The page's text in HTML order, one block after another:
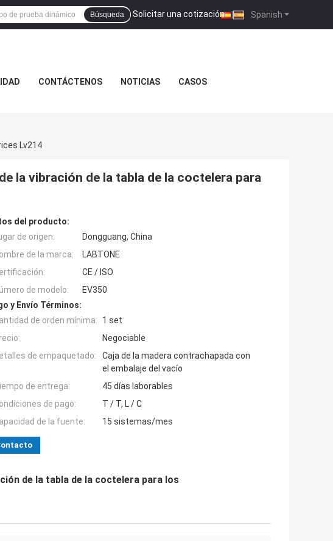
Spanish
Solicitar una cotización |
Búsqueda
CONTÁCTENOS NOTICIAS CASOS
Lv214
la vibración de la tabla de la coctelera para
del producto:
de origen:
Dongguang, China
de la marca:
LABTONE
CE / ISO
de modelo:
EV350
y Envío Términos:
de orden mínima:
1 set
Negociable
de empaquetado:
Caja de la madera contrachapada con
el embalaje del vacío
de entrega:
45 días laborables
de pago:
T / T, L / C
de la fuente:
15 sistemas/mes
de la tabla de la coctelera para los